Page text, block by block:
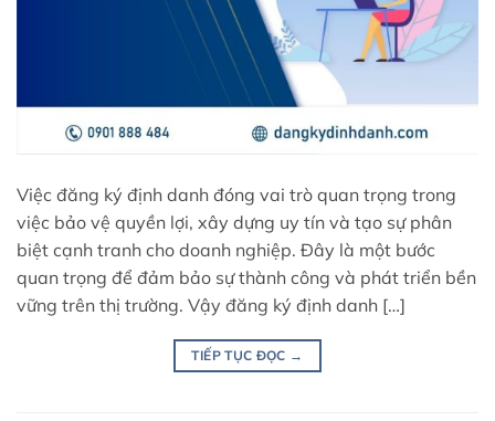
Việc đăng ký định danh đóng vai trò quan trọng trong
việc bảo vệ quyền lợi, xây dựng uy tín và tạo sự phân
biệt cạnh tranh cho doanh nghiệp. Đây là một bước
quan trọng để đảm bảo sự thành công và phát triển bền
vững trên thị trường. Vậy đăng ký định danh […]
TIẾP TỤC ĐỌC →